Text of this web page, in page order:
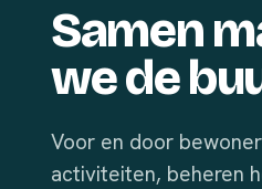
Samen
we de
Voor en door
activiteiten, beheren